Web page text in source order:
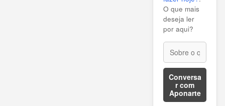
O que mais
deseja ler
por aqui?
Conversa
r com
Aponarte